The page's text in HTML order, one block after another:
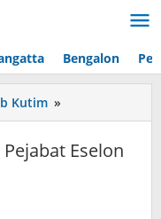
Bengalon
Kutim »
Kutim
230
Eselon